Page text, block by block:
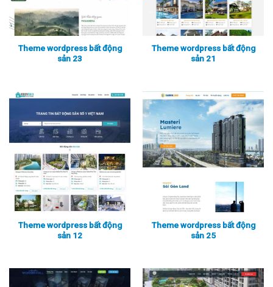
Xem thực tế Xem chi tiết
Theme wordpress bất động
sản 23
Xem thực tế Xem chi tiết
Theme wordpress bất động
sản 21
Xem thực tế Xem chi tiết
Theme wordpress bất động
sản 12
Xem thực tế Xem chi tiết
Theme wordpress bất động
sản 25